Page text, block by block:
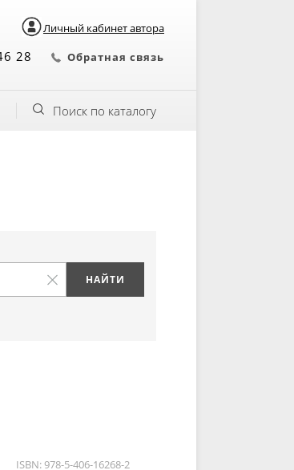
Личный кабинет автора
28 Обратная связь
Поиск по каталогу
ISBN: 978-5-406-16268-2